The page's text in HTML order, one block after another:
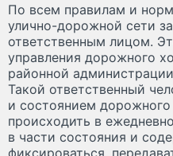
По всем правилам и
улично-дорожной сети
ответственным лицом.
управления дорожного
районной
Такой ответственный
и состоянием
происходить в
в части состояния и
фиксироваться,